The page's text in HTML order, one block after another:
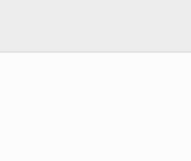
Controllo della frenata